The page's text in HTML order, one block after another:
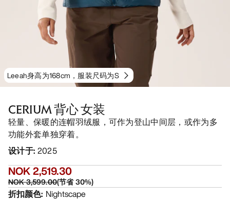
Leeah身高为168cm，服装尺码为S
CERIUM 背心 女装
轻量、保暖的连帽羽绒服，可作为登山中间层，或作为多
功能外套单独穿着。
设计于: 2025
NOK 2,519.30
NOK 3,599.00(节省30%)
折扣颜色: Nightscape